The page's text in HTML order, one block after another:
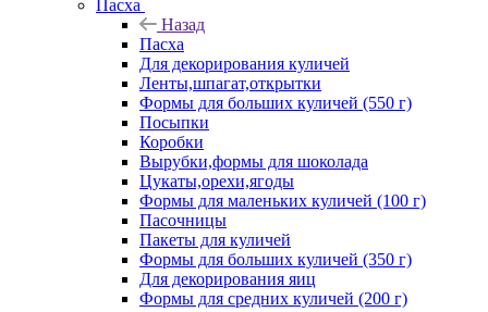
Пасха
Назад
Пасха
Для декорирования куличей
Ленты,шпагат,открытки
Формы для больших куличей (550 г)
Посыпки
Коробки
Вырубки,формы для шоколада
Цукаты,орехи,ягоды
Формы для маленьких куличей (100 г)
Пасочницы
Пакеты для куличей
Формы для больших куличей (350 г)
Для декорирования яиц
Формы для средних куличей (200 г)